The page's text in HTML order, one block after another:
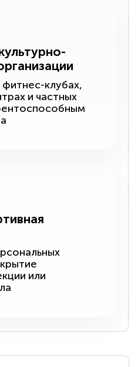
клубах,
и частных
или